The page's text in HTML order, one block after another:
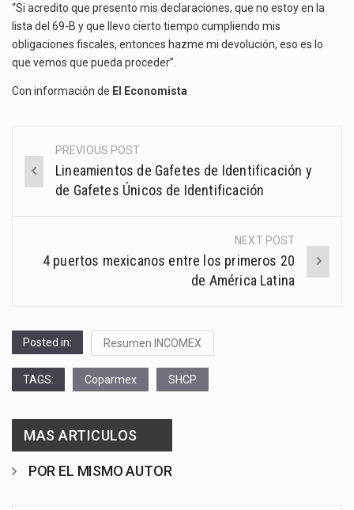
“Si acredito que presento mis declaraciones, que no estoy en la
lista del 69-B y que llevo cierto tiempo cumpliendo mis
obligaciones fiscales, entonces hazme mi devolución, eso es lo
que vemos que pueda proceder”.
Con información de El Economista
Post
navigation
PREVIOUS POST
Lineamientos de Gafetes de Identificación y
de Gafetes Únicos de Identificación
NEXT POST
4 puertos mexicanos entre los primeros 20
de América Latina
Posted in: Resumen INCOMEX
TAGS: Coparmex SHCP
MAS ARTICULOS
POR EL MISMO AUTOR